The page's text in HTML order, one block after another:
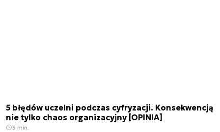
5 błędów uczelni podczas cyfryzacji. Konsekwencją
nie tylko chaos organizacyjny [OPINIA]
3 min.